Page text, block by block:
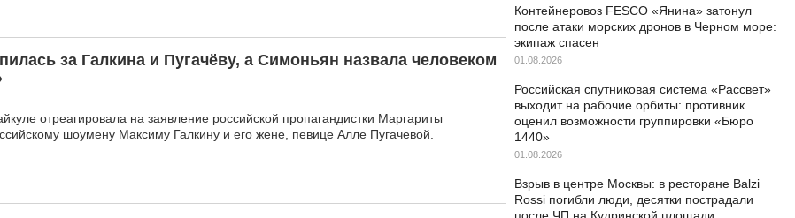
за Галкина и Пугачёву, а Симоньян назвала человеком
отреагировала на заявление российской пропагандистки Маргариты
шоумену Максиму Галкину и его жене, певице Алле Пугачевой.
Контейнеровоз FESCO «Янина» затонул
после атаки морских дронов в Черном море:
экипаж спасен
01.08.2026
Российская спутниковая система «Рассвет»
выходит на рабочие орбиты: противник
оценил возможности группировки «Бюро
1440»
01.08.2026
Взрыв в центре Москвы: в ресторане Balzi
Rossi погибли люди, десятки пострадали